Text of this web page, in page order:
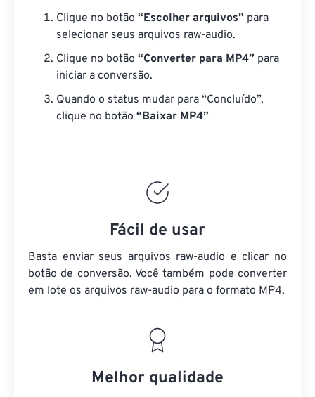
Clique no botão “Escolher arquivos” para
selecionar seus arquivos raw-audio.
Clique no botão “Converter para MP4” para
iniciar a conversão.
Quando o status mudar para “Concluído”,
clique no botão “Baixar MP4”
Fácil de usar
Basta enviar seus arquivos raw-audio e clicar no
botão de conversão. Você também pode converter
em lote os arquivos raw-audio para o formato MP4.
Melhor qualidade